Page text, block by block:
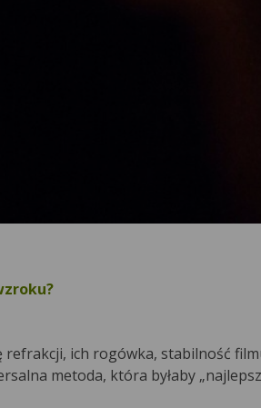
ich rogówka, stabilność
metoda, która byłaby